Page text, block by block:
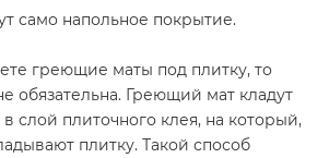
само напольное покрытие.
греющие маты под плитку, то
обязательна. Греющий мат кладут
слой плиточного клея, на который,
плитку. Такой способ